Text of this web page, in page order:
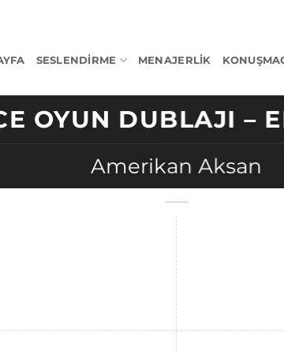
SESLENDIRME MENAJERLIK
OYUN DUBLAJI –
Amerikan Aksan